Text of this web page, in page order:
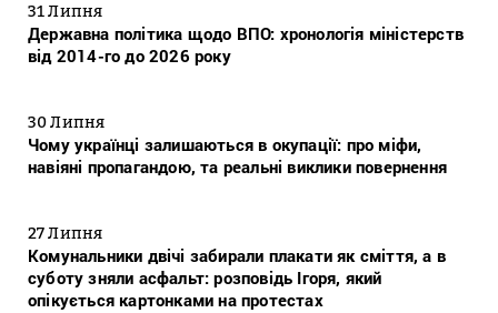
31 Липня
Державна політика щодо ВПО: хронологія міністерств
від 2014-го до 2026 року
30 Липня
Чому українці залишаються в окупації: про міфи,
навіяні пропагандою, та реальні виклики повернення
27 Липня
Комунальники двічі забирали плакати як сміття, а в
суботу зняли асфальт: розповідь Ігоря, який
опікується картонками на протестах